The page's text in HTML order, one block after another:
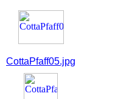
CottaPfaff05.jpg